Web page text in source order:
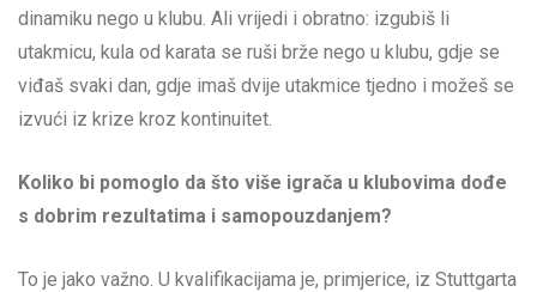
dinamiku nego u klubu. Ali vrijedi i obratno: izgubiš li
utakmicu, kula od karata se ruši brže nego u klubu, gdje se
viđaš svaki dan, gdje imaš dvije utakmice tjedno i možeš se
izvući iz krize kroz kontinuitet.
Koliko bi pomoglo da što više igrača u klubovima dođe
s dobrim rezultatima i samopouzdanjem?
To je jako važno. U kvalifikacijama je, primjerice, iz Stuttgarta